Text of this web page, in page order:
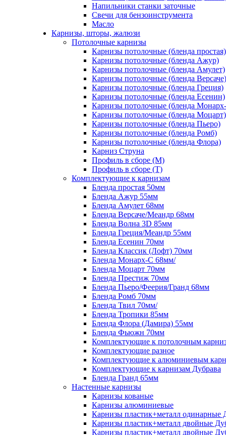
Напильники станки заточные
Свечи для бензоинструмента
Масло
Карнизы, шторы, жалюзи
Потолочные карнизы
Карнизы потолочные (бленда простая)
Карнизы потолочные (бленда Ажур)
Карнизы потолочные (бленда Амулет)
Карнизы потолочные (бленда Версаче)
Карнизы потолочные (бленда Греция)
Карнизы потолочные (бленда Есенин)
Карнизы потолочные (бленда
Карнизы потолочные (бленда Моцарт)
Карнизы потолочные (бленда Пьеро)
Карнизы потолочные (бленда Ромб)
Карнизы потолочные (бленда Флора)
Карниз Струна
Профиль в сборе (М)
Профиль в сборе (Т)
Комплектующие к карнизам
Бленда простая 50мм
Бленда Ажур 55мм
Бленда Амулет 68мм
Бленда Версаче/Меандр 68мм
Бленда Волна 3D 85мм
Бленда Греция/Меандр 55мм
Бленда Есенин 70мм
Бленда Классик (Лофт) 70мм
Бленда Монарх-С 68мм/
Бленда Моцарт 70мм
Бленда Престиж 70мм
Бленда Пьеро/Феерия/Гранд 68мм
Бленда Ромб 70мм
Бленда Твил 70мм/
Бленда Тропики 85мм
Бленда Флора (Дамира) 55мм
Бленда Фьюжн 70мм
Комплектующие к потолочным
Комплектующие разное
Комплектующие к алюминиевым
Комплектующие к карнизам Дубрава
Бленда Гранд 65мм
Настенные карнизы
Карнизы кованые
Карнизы алюминиевые
Карнизы пластик+металл одинарные
Карнизы пластик+металл двойные
Карнизы пластик+металл двойные